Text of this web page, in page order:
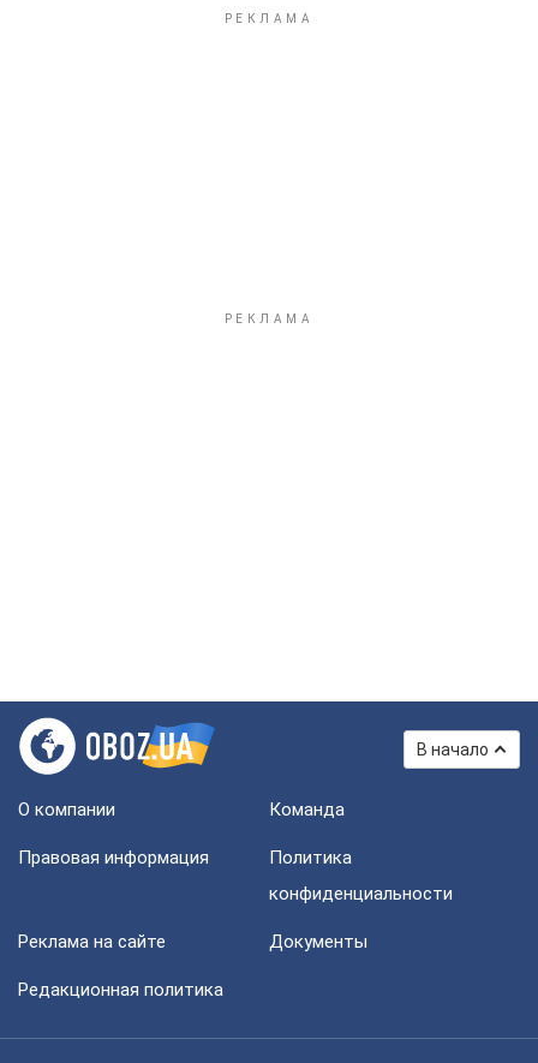
В начало
О компании Команда
Правовая информация
Политика
конфиденциальности
Реклама на сайте Документы
Редакционная политика